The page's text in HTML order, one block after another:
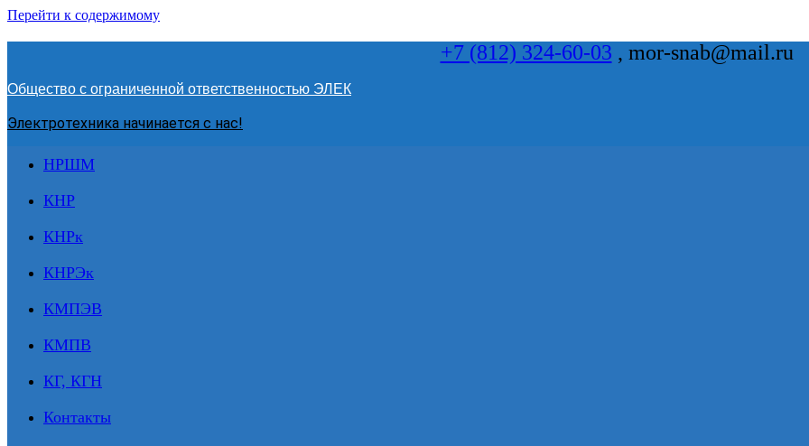
Перейти к содержимому
+7 (812) 324-60-03 , mor-snab@mail.ru
Общество с ограниченной ответственностью ЭЛЕК
Электротехника начинается с нас!
НРШМ
КНР
КНРк
КНРЭк
КМПЭВ
КМПВ
КГ, КГН
Контакты